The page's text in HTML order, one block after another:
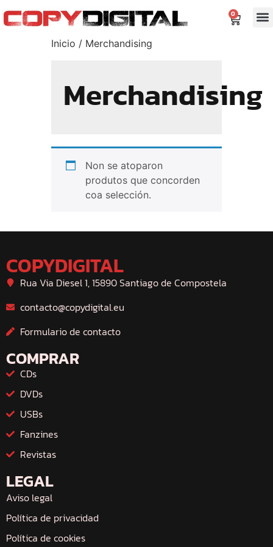
0
Inicio / Merchandising
Merchandising
Non se atoparon
produtos que concorden
coa selección.
COPYDIGITAL
Rua Via Diesel 1, 15890 Santiago de Compostela
contacto@copydigital.eu
Formulario de contacto
COMPRAR
CDs
DVDs
USBs
Fanzines
Revistas
LEGAL
Aviso legal
Política de privacidad
Política de cookies